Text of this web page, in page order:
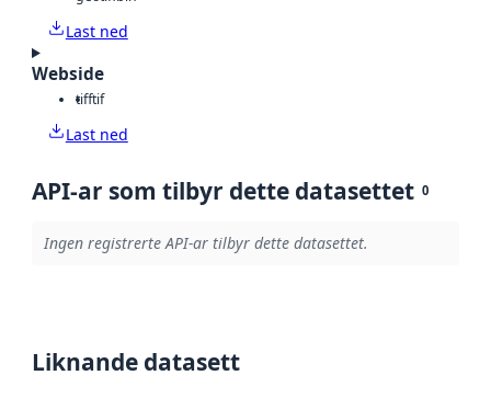
Last ned
Webside
tifftif
Last ned
API-ar som tilbyr dette datasettet 0
Ingen registrerte API-ar tilbyr dette datasettet.
Liknande datasett